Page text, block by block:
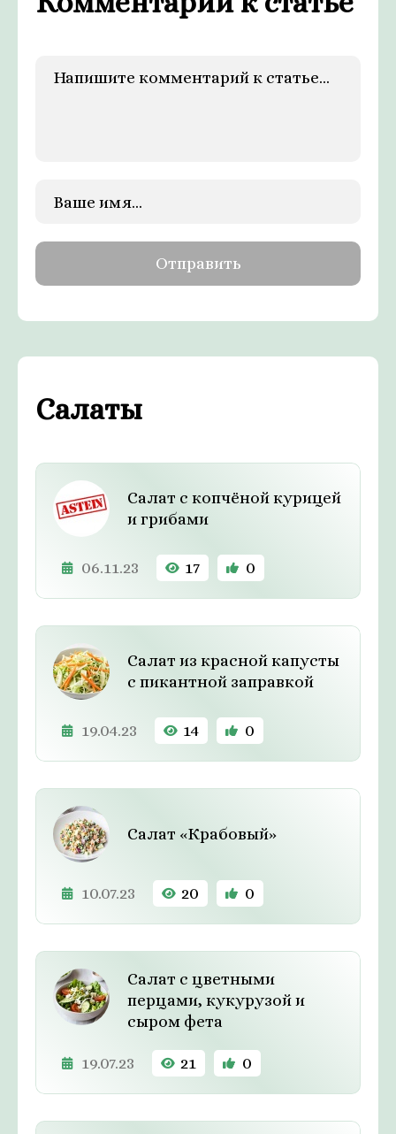
Салаты
Салат с копчёной курицей
и грибами
06.11.23 17 0
Салат из красной капусты
с пикантной заправкой
19.04.23 14 0
Салат «Крабовый»
10.07.23 20 0
Салат с цветными
перцами, кукурузой и
сыром фета
19.07.23 21 0